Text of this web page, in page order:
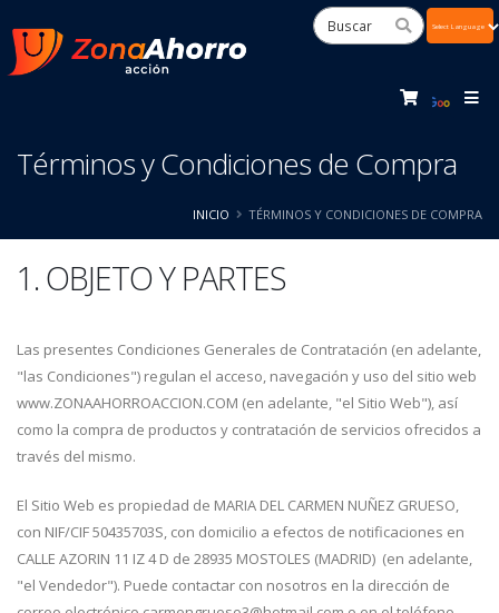
Términos y Condiciones de Compra
INICIO TÉRMINOS Y CONDICIONES DE COMPRA
1. OBJETO Y PARTES
Las presentes Condiciones Generales de Contratación (en adelante,
"las Condiciones") regulan el acceso, navegación y uso del sitio web
www.ZONAAHORROACCION.COM (en adelante, "el Sitio Web"), así
como la compra de productos y contratación de servicios ofrecidos a
través del mismo.
El Sitio Web es propiedad de MARIA DEL CARMEN NUÑEZ GRUESO,
con NIF/CIF 50435703S, con domicilio a efectos de notificaciones en
CALLE AZORIN 11 IZ 4 D de 28935 MOSTOLES (MADRID) (en adelante,
"el Vendedor"). Puede contactar con nosotros en la dirección de